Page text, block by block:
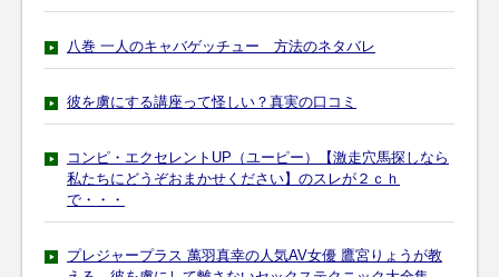
八巻 一人のキャバゲッチュー 方法のネタバレ
彼を虜にする講座って怪しい？真実の口コミ
コンピ・エクセレントUP（ユーピー）【激走穴馬探しなら
私たちにどうぞおまかせください】のスレが２ｃｈ
で・・・
プレジャープラス 萬羽真幸の人気AV女優 鷹宮りょうが教